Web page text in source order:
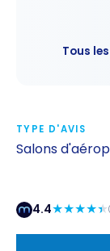
Tous
TYPE D'AVIS
Salons
4.4